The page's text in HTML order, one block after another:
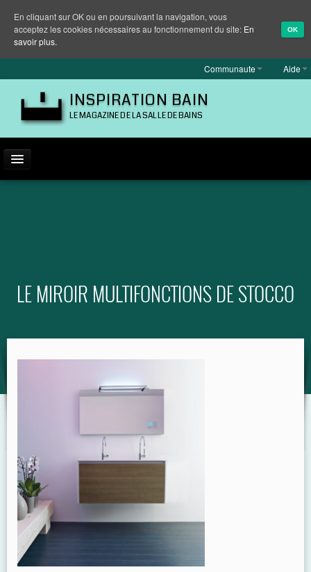
Communaute Aide
INSPIRATION BAIN
LE MAGAZINE DE LA SALLE DE BAINS
GUIDE
LE MIROIR MULTIFONCTIONS DE STOCCO
En cliquant sur OK ou en poursuivant la navigation, vous
acceptez les cookies nécessaires au fonctionnement du site: En
savoir plus.
OK